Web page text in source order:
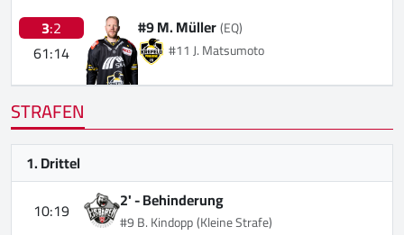
3:2
61:14
#9 M. Müller(EQ)
#11 J. Matsumoto
STRAFEN
1. Drittel
10:19
2' -Behinderung
#9 B. Kindopp(Kleine Strafe)